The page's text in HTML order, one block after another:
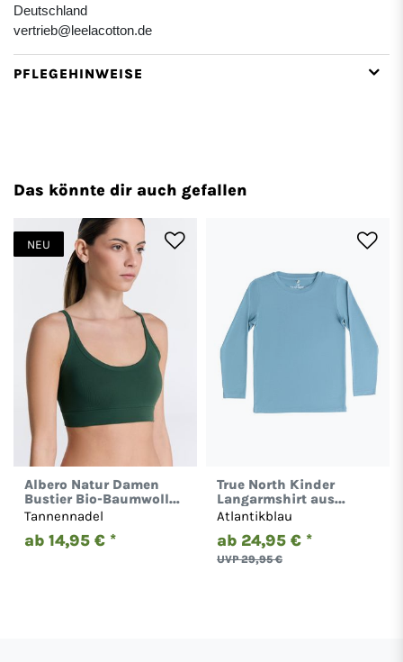
Deutschland
vertrieb@leelacotton.de
PFLEGEHINWEISE
Das könnte dir auch gefallen
NEU
Albero Natur Damen
Bustier Bio-Baumwolle
Sport BH Unterhemd
Tannennadel
ab 14,95 € *
True North Kinder
Langarmshirt aus
Micromodal 5010
Atlantikblau
UVP 29,95 €
ab 24,95 € *